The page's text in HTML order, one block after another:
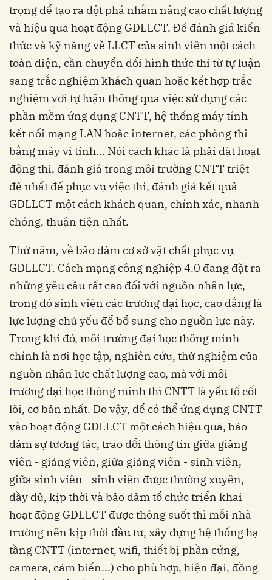
trọng để tạo ra đột phá nhằm nâng cao chất lượng
và hiệu quả hoạt động GDLLCT. Để đánh giá kiến
thức và kỹ năng về LLCT của sinh viên một cách
toàn diện, cần chuyển đổi hình thức thi từ tự luận
sang trắc nghiệm khách quan hoặc kết hợp trắc
nghiệm với tự luận thông qua việc sử dụng các
phần mềm ứng dụng CNTT, hệ thống máy tính
kết nối mạng LAN hoặc internet, các phòng thi
bằng máy vi tính... Nói cách khác là phải đặt hoạt
động thi, đánh giá trong môi trường CNTT triệt
để nhất để phục vụ việc thi, đánh giá kết quả
GDLLCT một cách khách quan, chính xác, nhanh
chóng, thuận tiện nhất.
Thứ năm, về bảo đảm cơ sở vật chất phục vụ
GDLLCT. Cách mạng công nghiệp 4.0 đang đặt ra
những yêu cầu rất cao đối với nguồn nhân lực,
trong đó sinh viên các trường đại học, cao đẳng là
lực lượng chủ yếu để bổ sung cho nguồn lực này.
Trong khi đó, môi trường đại học thông minh
chính là nơi học tập, nghiên cứu, thử nghiệm của
nguồn nhân lực chất lượng cao, mà với môi
trường đại học thông minh thì CNTT là yếu tố cốt
lõi, cơ bản nhất. Do vậy, để có thể ứng dụng CNTT
vào hoạt động GDLLCT một cách hiệu quả, bảo
đảm sự tương tác, trao đổi thông tin giữa giảng
viên - giảng viên, giữa giảng viên - sinh viên,
giữa sinh viên - sinh viên được thường xuyên,
đầy đủ, kịp thời và bảo đảm tổ chức triển khai
hoạt động GDLLCT được thông suốt thì mỗi nhà
trường nên kịp thời đầu tư, xây dựng hệ thống hạ
tầng CNTT (internet, wifi, thiết bị phần cứng,
camera, cảm biến...) cho phù hợp, hiện đại, đồng